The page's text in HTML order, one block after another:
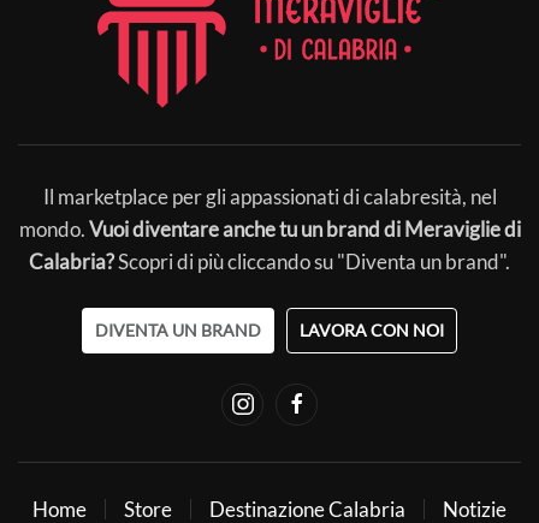
Il marketplace per gli appassionati di calabresità, nel
mondo.Vuoi diventare anche tu un brand di Meraviglie di
Calabria?Scopri di più cliccando su "Diventa un brand".
DIVENTA UN BRAND LAVORA CON NOI
Home Store Destinazione Calabria
Notizie